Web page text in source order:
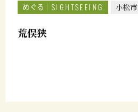
めぐる SIGHTSEEING 小松市
荒俣狭